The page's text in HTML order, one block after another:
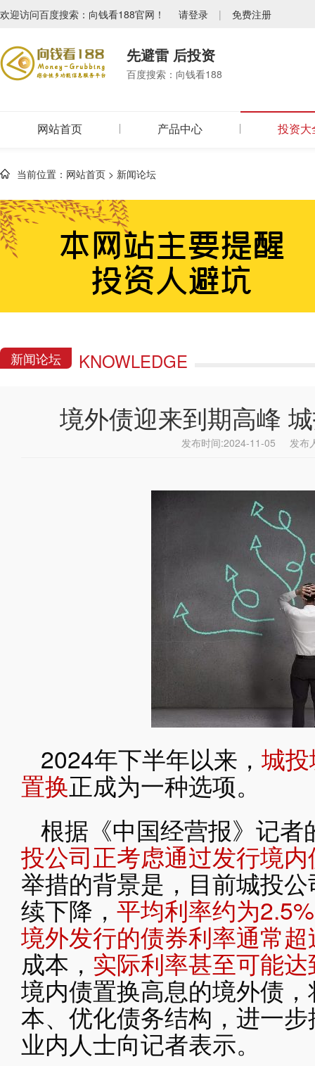
欢迎访问百度搜索：向钱看188官网！ 请登录 | 免费注册
先避雷 后投资
百度搜索：向钱看188
网站首页 产品中心 投资大
当前位置： 网站首页 > 新闻论坛
新闻论坛 KNOWLEDGE
境外债迎来到期高峰
发布时间:2024-11-05 发
2024年下半年以来， 城
置换正成为一种选项。
根据《中国经营报》记者
投公司正考虑通过发行境
举措的背景是，目前城投
续下降， 平均利率约为2.5%
境外发行的债券利率通常
成本， 实际利率甚至可能
境内债置换高息的境外债
本、优化债务结构，进一
业内人士向记者表示。